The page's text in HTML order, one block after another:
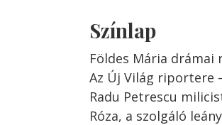
Színlap
Földes Mária drámai
Az Új Világ riportere
Radu Petrescu
Róza, a szolgáló